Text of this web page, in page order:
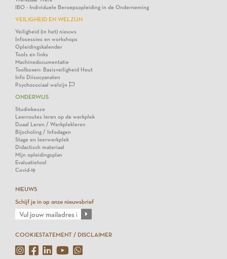
IBO - Individuele Beroepsopleiding in de Onderneming
VEILIGHEID EN WELZIJN
Veiligheid (in het) nieuws
Infosessies en workshops
Opleidingskalender
Tools en links
Machinedocumentatie
Toolboxen: Basisveiligheid Hout
Info Diisocyanaten
Psychosociaal welzijn
ONDERWIJS
Studiekeuze
Leerroutes leren op de werkplek
Duaal Leren / Werkplekleren
Bijscholing / Infodagen
Stage en leerwerkplek
Didactisch materiaal
Mijn opleidingsplan
Evaluatietool
Covid-19
NIEUWS
Schijf je in op onze nieuwsbrief
COOKIESTATEMENT / DISCLAIMER